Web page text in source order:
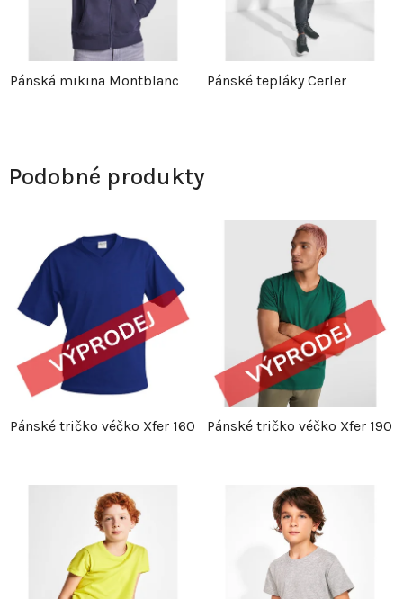
Pánská mikina Montblanc Pánské tepláky Cerler
Podobné produkty
Pánské tričko véčko Xfer 160 Pánské tričko véčko Xfer 190